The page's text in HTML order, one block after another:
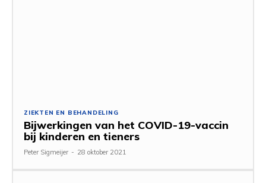
ZIEKTEN EN BEHANDELING
Bijwerkingen van het COVID-19-vaccin
bij kinderen en tieners
Peter Sigmeijer - 28 oktober 2021